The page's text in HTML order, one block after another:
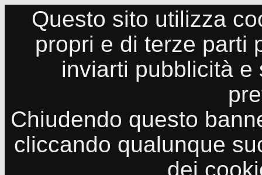
Questo sito utilizza
propri e di terze parti
inviarti pubblicità
Chiudendo questo
cliccando qualunque
dei